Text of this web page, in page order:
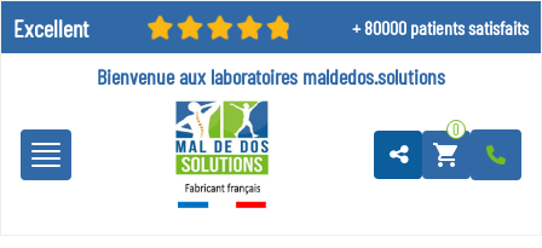
Excellent + 80000 patients satisfaits
Bienvenue aux laboratoires maldedos.solutions
shopping_cart
0